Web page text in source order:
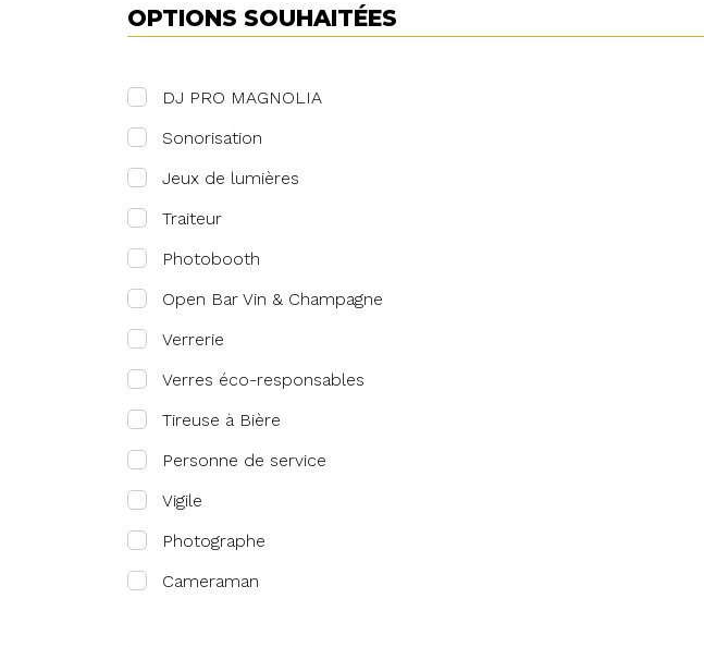
OPTIONS SOUHAITÉES
DJ PRO MAGNOLIA
Sonorisation
Jeux de lumières
Traiteur
Photobooth
Open Bar Vin & Champagne
Verrerie
Verres éco-responsables
Tireuse à Bière
Personne de service
Vigile
Photographe
Cameraman